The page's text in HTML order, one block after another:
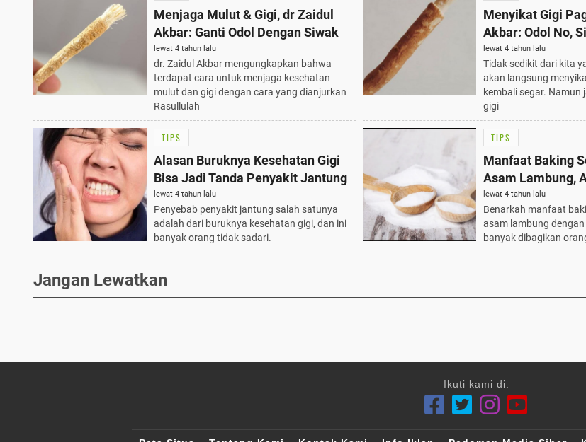
Menjaga Mulut & Gigi, dr Zaidul
Akbar: Ganti Odol Dengan Siwak
lewat 4 tahun lalu
dr. Zaidul Akbar mengungkapkan bahwa
terdapat cara untuk menjaga kesehatan
mulut dan gigi dengan cara yang dianjurkan
Rasullulah
Menyikat Gigi
Akbar: Odol No,
lewat 4 tahun lalu
Tidak sedikit dari kita
akan langsung
kembali segar.
gigi
TIPS
Alasan Buruknya Kesehatan Gigi
Bisa Jadi Tanda Penyakit Jantung
lewat 4 tahun lalu
Penyebab penyakit jantung salah satunya
adalah dari buruknya kesehatan gigi, dan ini
banyak orang tidak sadari.
TIPS
Manfaat Baking
Asam Lambung,
lewat 4 tahun lalu
Benarkah manfaat
asam lambung
banyak dibagikan
Jangan Lewatkan
Ikuti kami di: